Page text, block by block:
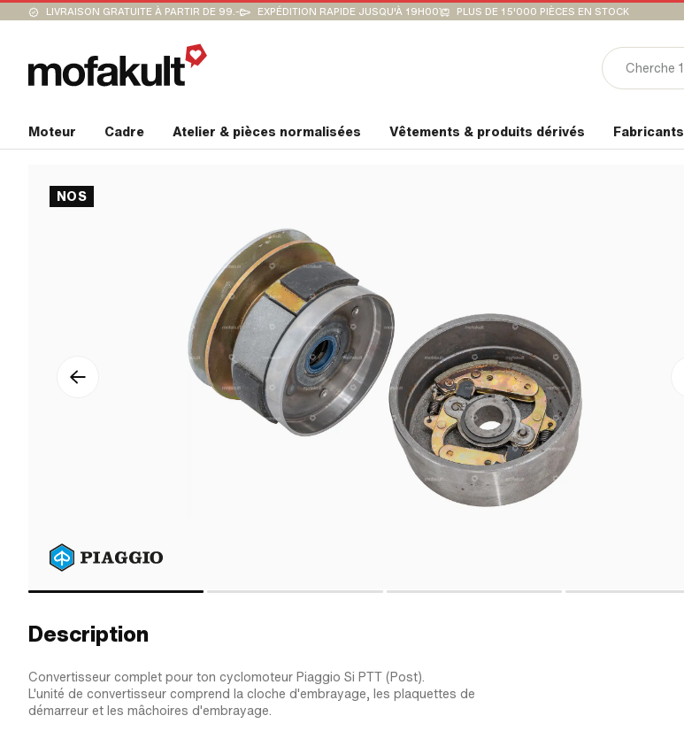
LIVRAISON GRATUITE À PARTIR DE 99.- EXPÉDITION RAPIDE JUSQU'À 19H00 PLUS DE 15'000 PIÈCES EN STOCK
Moteur Cadre Atelier & pièces normalisées Vêtements & produits dérivés Fabricants
NOS
Description
Convertisseur complet pour ton cyclomoteur Piaggio Si PTT (Post).
L'unité de convertisseur comprend la cloche d'embrayage, les plaquettes de
démarreur et les mâchoires d'embrayage.